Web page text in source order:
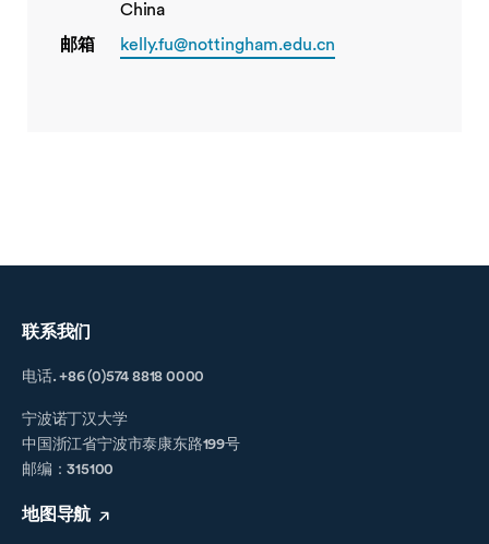
China
邮箱
kelly.fu@nottingham.edu.cn
联系我们
电话. +86 (0)574 8818 0000
宁波诺丁汉大学
中国浙江省宁波市泰康东路199号
邮编：315100
地图导航